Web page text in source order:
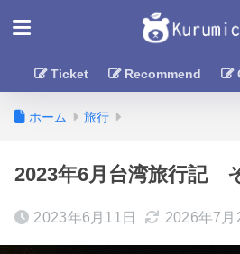
Ticket Recommend
ホーム 旅行
2023年6月台湾旅行記
2023年6月11日 2026年7月